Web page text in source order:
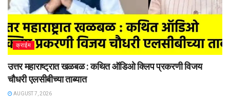
क्राईम
उत्तर महाराष्ट्रात खळबळ : कथित ऑडिओ क्लिप प्रकरणी विजय
चौधरी एलसीबीच्या ताब्यात
AUGUST 7, 2026